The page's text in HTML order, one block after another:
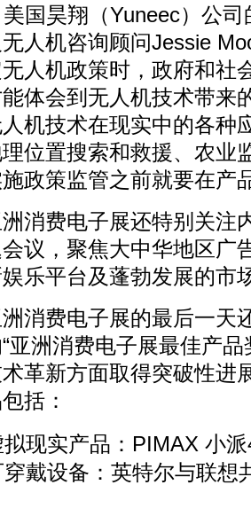
国昊翔（Yuneec）公
人机咨询顾问Jessie
人机政策时，政府和社
体会到无人机技术带来
机技术在现实中的各种
位置搜索和救援、农业
政策监管之前就要在产
费电子展还特别关注
议，聚焦大中华地区广
乐平台及蓬勃发展的市
费电子展的最后一天
亚洲消费电子展最佳产
革新方面取得突破性进
括：
现实产品：PIMAX 小
戴设备：英特尔与联想